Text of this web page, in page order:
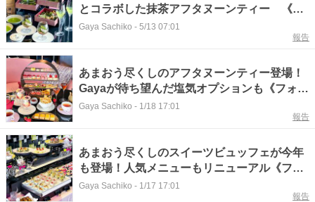
とコラボした抹茶アフタヌーンティー 《フ
ォションホテル京都》
Gaya Sachiko - 5/13 07:01
報告
あまおう尽くしのアフタヌーンティー登場！
Gayaが待ち望んだ塩気オプションも《フォシ
ョンホテル京都》
Gaya Sachiko - 1/18 17:01
報告
あまおう尽くしのスイーツビュッフェが今年
も登場！人気メニューもリニューアル《フォ
ションホテル京都》
Gaya Sachiko - 1/17 17:01
報告